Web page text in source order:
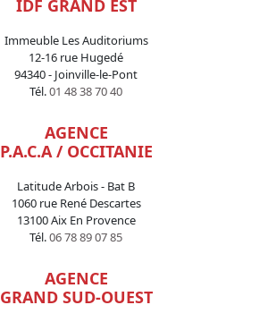
IDF GRAND EST
Immeuble Les Auditoriums
12-16 rue Hugedé
94340 - Joinville-le-Pont
Tél.01 48 38 70 40
AGENCE
P.A.C.A / OCCITANIE
Latitude Arbois - Bat B
1060 rue René Descartes
13100 Aix En Provence
Tél.06 78 89 07 85
AGENCE
GRAND SUD-OUEST